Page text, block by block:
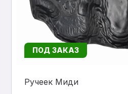
ПОД ЗАКАЗ
Ручеек Миди